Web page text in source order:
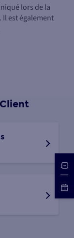
lors de la
Il est également